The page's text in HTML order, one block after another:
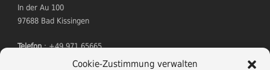
Cookie-Zustimmung verwalten
In der Au 100
97688 Bad Kissingen
Telefon: +49 971 65665